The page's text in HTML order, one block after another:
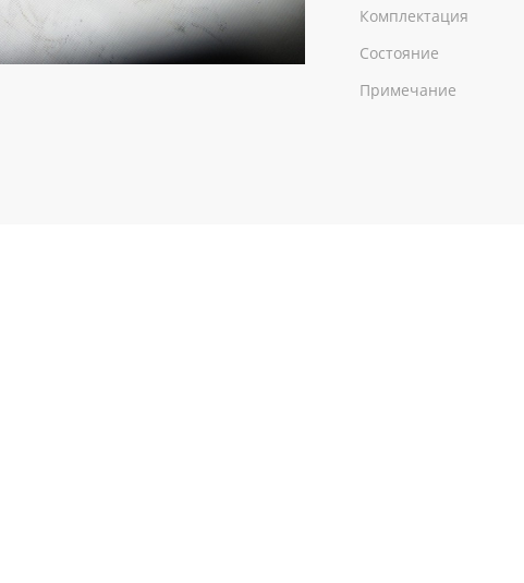
Комплектация
Состояние
Примечание